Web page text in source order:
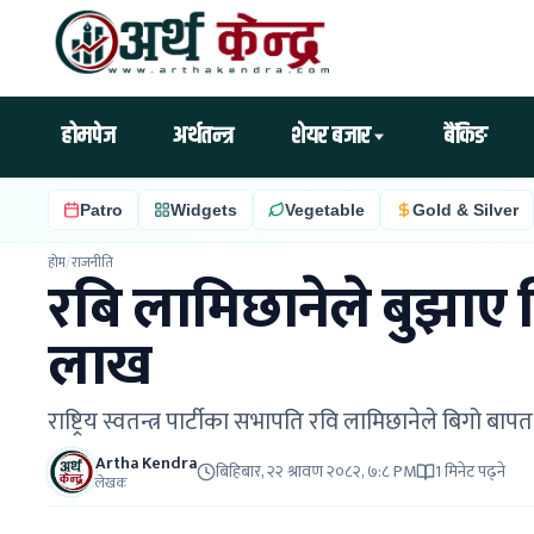
होमपेज अर्थतन्त्र शेयर बजार बैंकिङ
Patro Widgets Vegetable Gold & Silver
होम/राजनीति
रबि लामिछानेले बुझाए
लाख
राष्ट्रिय स्वतन्त्र पार्टीका सभापति रवि लामिछानेले
Artha Kendra
लेखक बिहिबार, २२ श्रावण २०८२, ७:८ PM 1 मिनेट पढ्ने